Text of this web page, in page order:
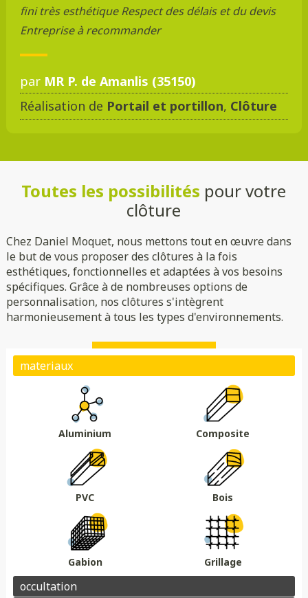
fini très esthétique Respect des délais et du devis
Entreprise à recommander
par MR P. de Amanlis (35150)
Réalisation de Portail et portillon, Clôture
Toutes les possibilités pour votre
clôture
Chez Daniel Moquet, nous mettons tout en œuvre dans
le but de vous proposer des clôtures à la fois
esthétiques, fonctionnelles et adaptées à vos besoins
spécifiques. Grâce à de nombreuses options de
personnalisation, nos clôtures s'intègrent
harmonieusement à tous les types d'environnements.
Aluminium Composite
PVC Bois
Gabion Grillage
Plein
Essences de bois
Coloris au choix
DMC 301
DMC 303 B
DMC 304
DMC 305
Barrière acoustique
Tour piscine
Couvertine